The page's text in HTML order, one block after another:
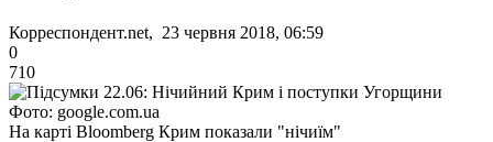
Корреспондент.net, 23 червня 2018, 06:59
0
710
Фото: google.com.ua
На карті Bloomberg Крим показали "нічиїм"